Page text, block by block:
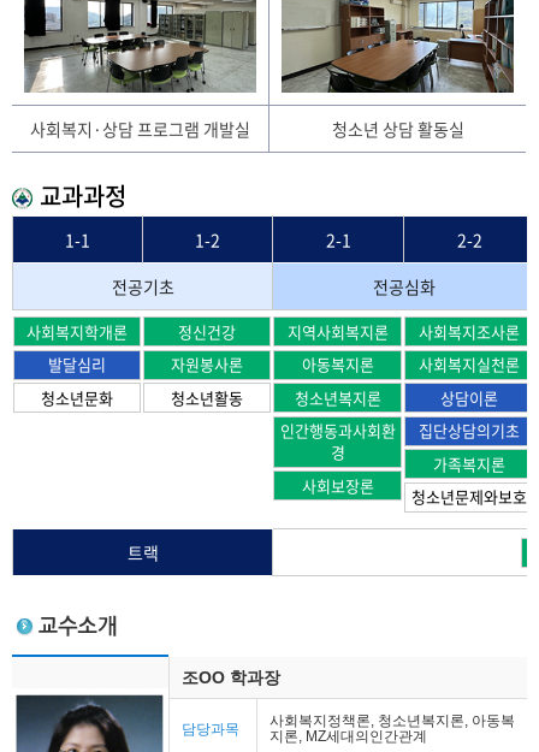
사회복지·상담 프로그램 개발실 청소년 상담 활동실
교과과정
1-1 1-2 2-1
2-2
전공기초
전공심화
사회복지학개론
발달심리
청소년문화
정신건강
자원봉사론
청소년활동
지역사회복지론
아동복지론
청소년복지론
인간행동과사회환
경
사회보장론
사회복지조사론
사회복지실천론
상담이론
집단상담의기초
가족복지론
청소년문제와보호
트랙
조OO 학과장
담당과목
사회복지정책론, 청소년복지론, 아동복
지론, MZ세대의인간관계